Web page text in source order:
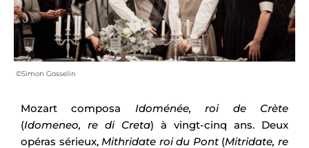
©Simon Gosselin
Mozart composa Idoménée, roi de Crète
(Idomeneo, re di Creta) à vingt-cinq ans. Deux
opéras sérieux,Mithridate roi du Pont(Mitridate, re